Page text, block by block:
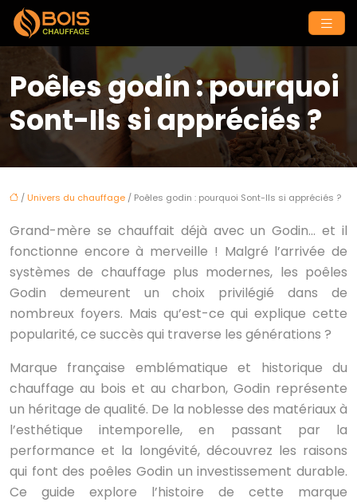
Poêles godin : pourquoi
Sont-Ils si appréciés ?
/ Univers du chauffage / Poêles godin : pourquoi Sont-Ils si appréciés ?
Grand-mère se chauffait déjà avec un Godin… et il
fonctionne encore à merveille ! Malgré l’arrivée de
systèmes de chauffage plus modernes, les poêles
Godin demeurent un choix privilégié dans de
nombreux foyers. Mais qu’est-ce qui explique cette
popularité, ce succès qui traverse les générations ?
Marque française emblématique et historique du
chauffage au bois et au charbon, Godin représente
un héritage de qualité. De la noblesse des matériaux à
l’esthétique intemporelle, en passant par la
performance et la longévité, découvrez les raisons
qui font des poêles Godin un investissement durable.
Ce guide explore l’histoire de cette marque